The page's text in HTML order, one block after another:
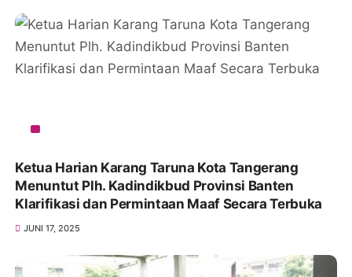
Ketua Harian Karang Taruna Kota Tangerang
Menuntut Plh. Kadindikbud Provinsi Banten
Klarifikasi dan Permintaan Maaf Secara Terbuka
JUNI 17, 2025